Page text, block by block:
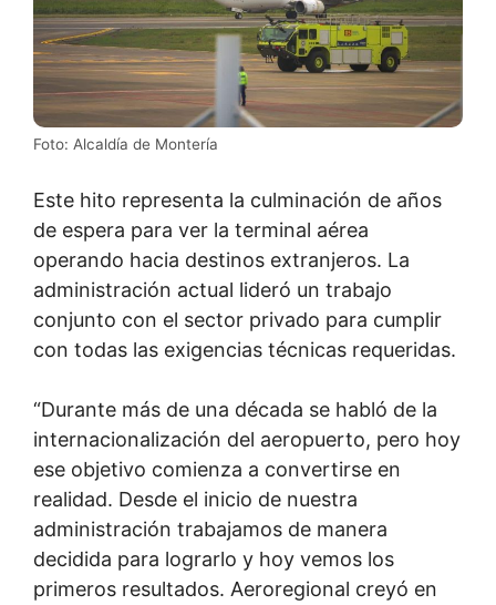
Foto: Alcaldía de Montería
Este hito representa la culminación de años
de espera para ver la terminal aérea
operando hacia destinos extranjeros. La
administración actual lideró un trabajo
conjunto con el sector privado para cumplir
con todas las exigencias técnicas requeridas.
“Durante más de una década se habló de la
internacionalización del aeropuerto, pero hoy
ese objetivo comienza a convertirse en
realidad. Desde el inicio de nuestra
administración trabajamos de manera
decidida para lograrlo y hoy vemos los
primeros resultados. Aeroregional creyó en